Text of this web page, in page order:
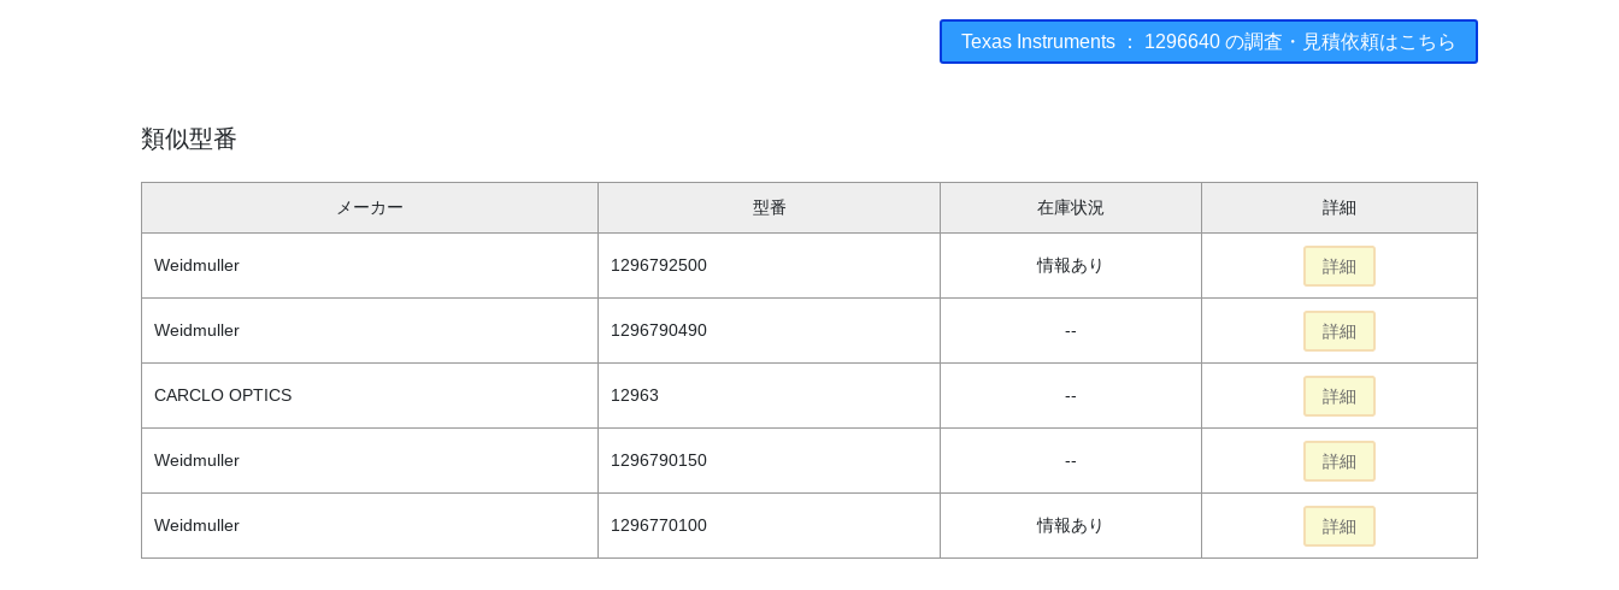
Texas Instruments ： 1296640 の調査・見積依頼はこちら
類似型番
メーカー 型番 在庫状況 詳細
Weidmuller 1296792500 情報あり 詳細
Weidmuller 1296790490 -- 詳細
CARCLO OPTICS 12963 -- 詳細
Weidmuller 1296790150 -- 詳細
Weidmuller 1296770100 情報あり 詳細